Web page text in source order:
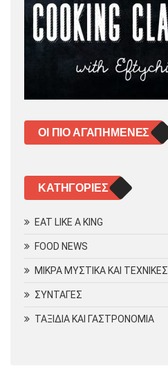
ΟΙ ΠΙΟ ΑΓΑΠΗΜΈΝΕΣ
KΑΤΗΓΟΡΊΕΣ
EAT LIKE A KING
FOOD NEWS
ΜΙΚΡΑ ΜΥΣΤΙΚΑ ΚΑΙ ΤΕΧΝΙΚΕΣ
ΣΥΝΤΑΓΕΣ
ΤΑΞΙΔΙΑ ΚΑΙ ΓΑΣΤΡΟΝΟΜΙΑ